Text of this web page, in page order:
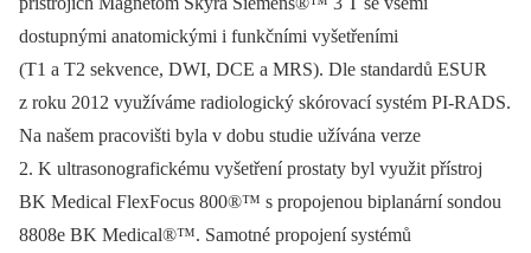
dostupnými anatomickými i funkčními vyšetřeními
(T1 a T2 sekvence, DWI, DCE a MRS). Dle standardů ESUR
z roku 2012 využíváme radiologický skórovací systém PI‑RADS.
Na našem pracovišti byla v dobu studie užívána verze
2. K ultrasonografickému vyšetření prostaty byl využit přístroj
BK Medical FlexFocus 800®™ s propojenou biplanární sondou
8808e BK Medical®™. Samotné propojení systémů